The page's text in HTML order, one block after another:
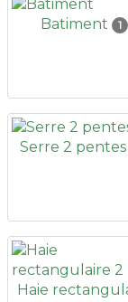
Batiment 1
Serre 2 pentes
Haie